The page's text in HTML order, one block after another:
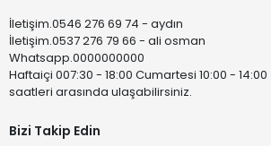
İletişim.0546 276 69 74 - aydın
İletişim.0537 276 79 66 - ali osman
Whatsapp.0000000000
Haftaiçi 007:30 - 18:00 Cumartesi 10:00 - 14:00
saatleri arasında ulaşabilirsiniz.
Bizi Takip Edin